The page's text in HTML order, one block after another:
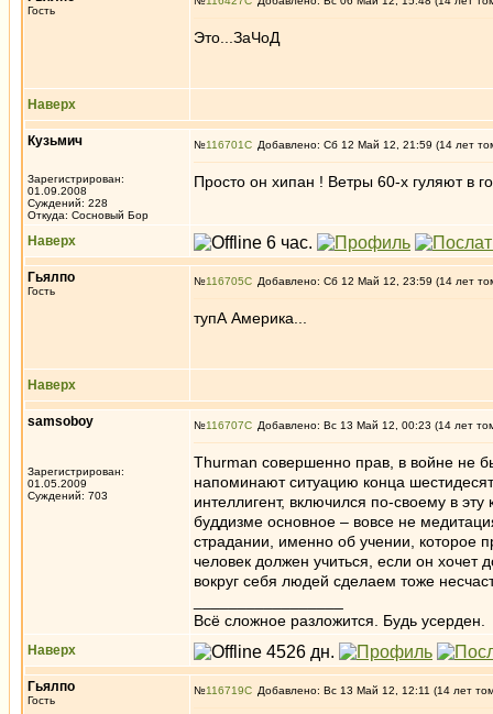
Гость
Это...ЗаЧоД
Наверх
Кузьмич
Зарегистрирован:
01.09.2008
Суждений: 228
Откуда: Сосновый Бор
№116701 Добавлено: Сб 12 Май 12, 21:59 (14 лет
Просто он хипан ! Ветры 60-х гуляют в
Наверх
Гьялпо
Гость
№116705 Добавлено: Сб 12 Май 12, 23:59 (14 лет
тупА Америка...
Наверх
samsoboy
Зарегистрирован:
01.05.2009
Суждений: 703
№116707 Добавлено: Вс 13 Май 12, 00:23 (14 лет
Thurman совершенно прав, в войне не
напоминают ситуацию конца
интеллигент, включился по-своему в
буддизме основное – вовсе не
страдании, именно об учении, которое
человек должен учиться, если он хочет
вокруг себя людей сделаем тоже
Всё сложное разложится. Будь усерден.
Наверх
Гьялпо
Гость
№116719 Добавлено: Вс 13 Май 12, 12:11 (14 лет